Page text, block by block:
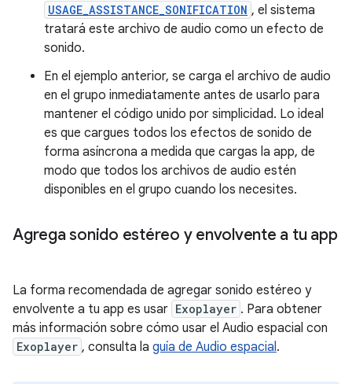
USAGE_ASSISTANCE_SONIFICATION , el sistema
tratará este archivo de audio como un efecto de
sonido.
En el ejemplo anterior, se carga el archivo de audio
en el grupo inmediatamente antes de usarlo para
mantener el código unido por simplicidad. Lo ideal
es que cargues todos los efectos de sonido de
forma asíncrona a medida que cargas la app, de
modo que todos los archivos de audio estén
disponibles en el grupo cuando los necesites.
Agrega sonido estéreo y envolvente a tu app
La forma recomendada de agregar sonido estéreo y
envolvente a tu app es usar Exoplayer . Para obtener
más información sobre cómo usar el Audio espacial con
Exoplayer , consulta la guía de Audio espacial.